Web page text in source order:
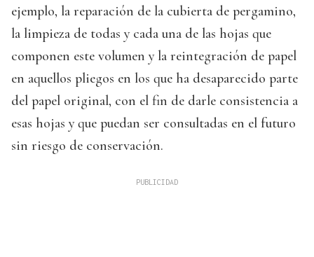
ejemplo, la reparación de la cubierta de pergamino,
la limpieza de todas y cada una de las hojas que
componen este volumen y la reintegración de papel
en aquellos pliegos en los que ha desaparecido parte
del papel original, con el fin de darle consistencia a
esas hojas y que puedan ser consultadas en el futuro
sin riesgo de conservación.